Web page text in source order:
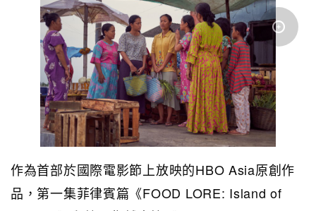
作為首部於國際電影節上放映的HBO Asia原創作
品，第一集菲律賓篇《FOOD LORE: Island of